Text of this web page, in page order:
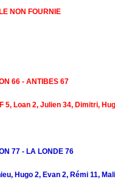
NON FOURNIE
66 - ANTIBES 67
5, Loan 2, Julien 34, Dimitri,
77 - LA LONDE 76
Hugo 2, Evan 2, Rémi 11,